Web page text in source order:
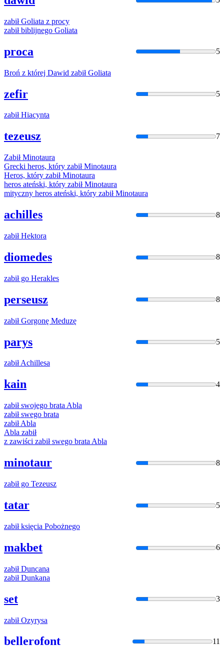
zabił Goliata z procy
zabiłbiblijnego Goliata
proca 5
Broń z której Dawid zabił Goliata
zefir 5
zabiłHiacynta
tezeusz 7
ZabiłMinotaura
Grecki heros, który zabiłMinotaura
Heros, który zabiłMinotaura
heros ateński, który zabiłMinotaura
mityczny heros ateński, który zabiłMinotaura
achilles 8
zabiłHektora
diomedes 8
zabiłgo Herakles
perseusz 8
zabiłGorgonę Meduzę
parys 5
zabiłAchillesa
kain 4
zabiłswojego brata Abla
zabiłswego brata
zabiłAbla
Abla zabił
z zawiści zabiłswego brata Abla
minotaur 8
zabiłgo Tezeusz
tatar 5
zabiłksięcia Pobożnego
makbet 6
zabiłDuncana
zabiłDunkana
set 3
zabiłOzyrysa
bellerofont 11